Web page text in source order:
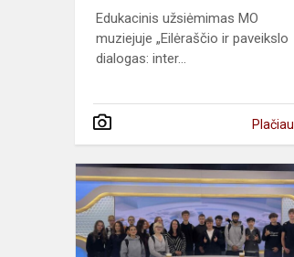
Edukacinis užsiėmimas MO
muziejuje „Eilėraščio ir paveikslo
dialogas: inter...
Plačiau